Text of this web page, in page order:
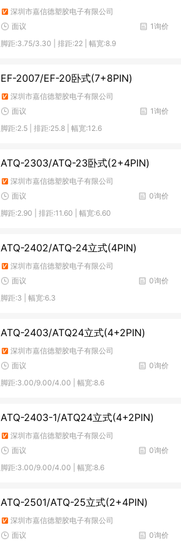
深圳市嘉信德塑胶电子有限公司
1询价
面议
脚距:3.75/3.30 | 排距:22 | 幅宽:8.9
EF-2007/EF-20卧式(7+8PIN)
深圳市嘉信德塑胶电子有限公司
1询价
面议
脚距:2.5 | 排距:25.8 | 幅宽:12.6
ATQ-2303/ATQ-23卧式(2+4PIN)
深圳市嘉信德塑胶电子有限公司
0询价
面议
脚距:2.90 | 排距:11.60 | 幅宽:6.60
ATQ-2402/ATQ-24立式(4PIN)
深圳市嘉信德塑胶电子有限公司
0询价
面议
脚距:3 | 幅宽:6.3
ATQ-2403/ATQ24立式(4+2PIN)
深圳市嘉信德塑胶电子有限公司
0询价
面议
脚距:3.00/9.00/4.00 | 幅宽:8.6
ATQ-2403-1/ATQ24立式(4+2PIN)
深圳市嘉信德塑胶电子有限公司
0询价
面议
脚距:3.00/9.00/4.00 | 幅宽:8.6
ATQ-2501/ATQ-25立式(2+4PIN)
深圳市嘉信德塑胶电子有限公司
0询价
面议